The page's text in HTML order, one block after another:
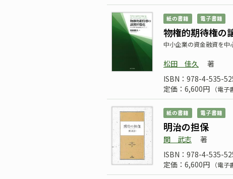
紙の書籍 電子書籍
物権的期待権の
中小企業の資金融資を中
松田 佳久
著
ISBN：978-4-535-
定価：6,600円
（電
紙の書籍 電子書籍
明治の担保
関 武志
著
ISBN：978-4-535-
定価：6,600円
（電